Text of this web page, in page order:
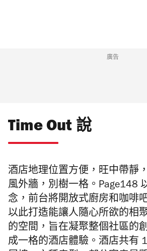
廣告
Time Out 說
酒店地理位置方便，旺中帶靜，
風外牆，別樹一格。 Page148
念， 前台將開放式廚房和咖啡
以此打造能讓人隨心所欲的相
的空間， 旨在凝聚整個社區的
成一格的酒店體驗。 酒店共有